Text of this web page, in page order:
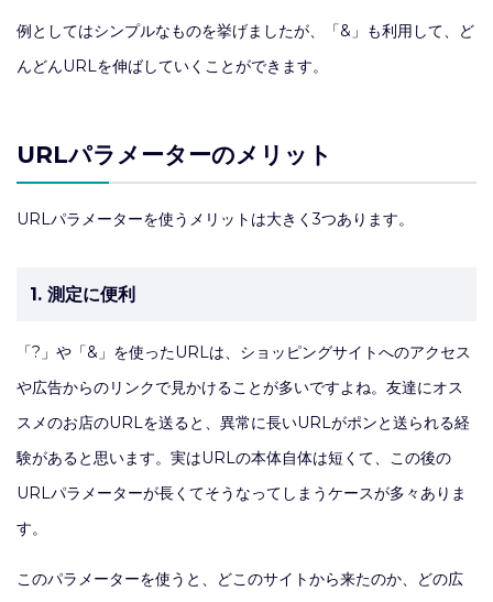
例としてはシンプルなものを挙げましたが、「&」も利用して、ど
んどんURLを伸ばしていくことができます。
URLパラメーターのメリット
URLパラメーターを使うメリットは大きく3つあります。
1. 測定に便利
「?」や「&」を使ったURLは、ショッピングサイトへのアクセス
や広告からのリンクで見かけることが多いですよね。友達にオス
スメのお店のURLを送ると、異常に長いURLがポンと送られる経
験があると思います。実はURLの本体自体は短くて、この後の
URLパラメーターが長くてそうなってしまうケースが多々ありま
す。
このパラメーターを使うと、どこのサイトから来たのか、どの広